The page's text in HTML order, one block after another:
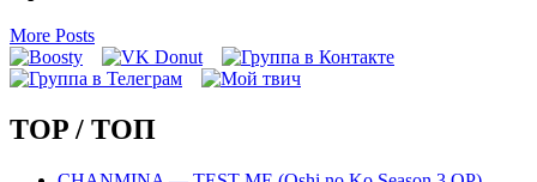
More Posts
TOP / ТОП